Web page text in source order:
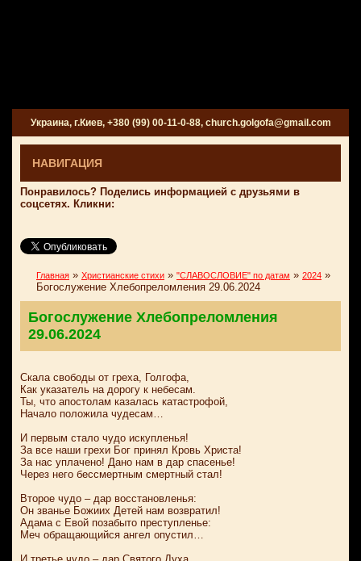
Украина, г.Киев, +380 (99) 00-11-0-88, church.golgofa@gmail.com
НАВИГАЦИЯ
Понравилось? Поделись информацией с друзьями в
соцсетях. Кликни:
Главная » Христианские стихи » "СЛАВОСЛОВИЕ" по датам » 2024 »
Богослужение Хлебопреломления 29.06.2024
Богослужение Хлебопреломления
29.06.2024
Скала свободы от греха, Голгофа,
Как указатель на дорогу к небесам.
Ты, что апостолам казалась катастрофой,
Начало положила чудесам…
И первым стало чудо искупленья!
За все наши грехи Бог принял Кровь Христа!
За нас уплачено! Дано нам в дар спасенье!
Через него бессмертным смертный стал!
Второе чудо – дар восстановленья:
Он званье Божиих Детей нам возвратил!
Адама с Евой позабыто преступленье:
Меч обращающийся ангел опустил…